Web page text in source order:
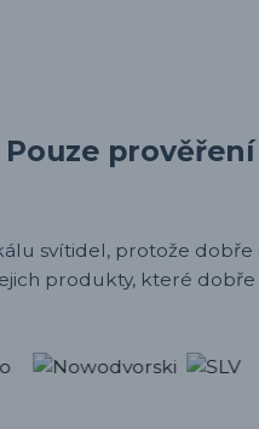
Pouze
svítidel, protože
produkty, které